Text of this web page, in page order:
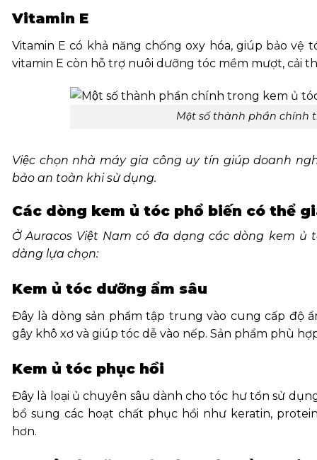
Vitamin E
Vitamin E có khả năng chống oxy hóa, giúp bảo vệ
vitamin E còn hỗ trợ nuôi dưỡng tóc mềm mượt, cải
Một số thành phần chính
Việc chọn nhà máy gia công uy tín giúp doanh
bảo an toàn khi sử dụng.
Các dòng kem ủ tóc phổ biến có thể
Ở Auracos Việt Nam có đa dạng các dòng kem
dàng lựa chọn:
Kem ủ tóc dưỡng ẩm sâu
Đây là dòng sản phẩm tập trung vào cung cấp độ
gây khô xơ và giúp tóc dễ vào nếp. Sản phẩm phù
Kem ủ tóc phục hồi
Đây là loại ủ chuyên sâu dành cho tóc hư tổn sử
bổ sung các hoạt chất phục hồi như keratin,
hơn.